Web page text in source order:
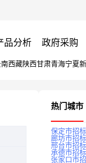
品分析 政府采购
西藏陕西甘肃青海宁夏
热门城市
保定市招
廊坊市招
邢台市招
承德市招
张家口市